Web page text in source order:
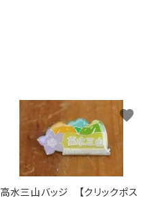
高水三山バッジ 【クリックポス
favorite